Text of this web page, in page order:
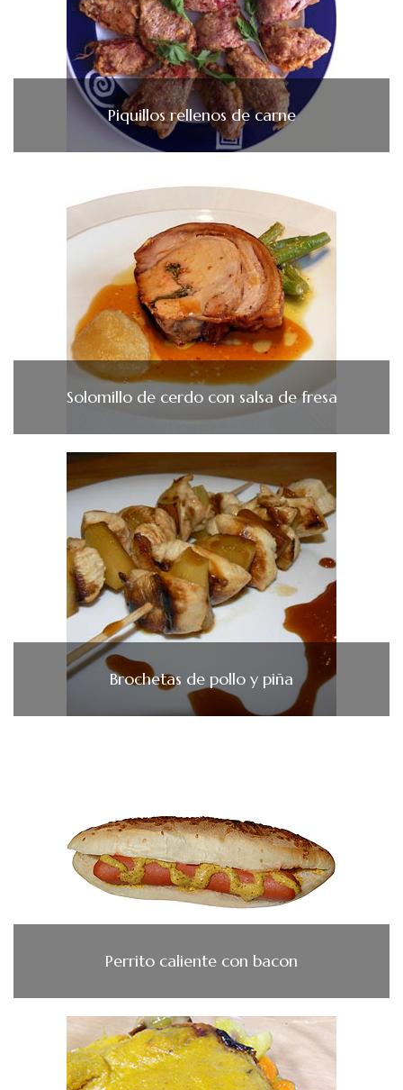
Piquillos rellenos de carne
Solomillo de cerdo con salsa de fresa
Brochetas de pollo y piña
Perrito caliente con bacon